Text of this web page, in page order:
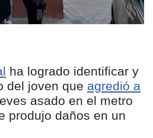
ha logrado identificar y
del joven que agredió a
asado en el metro
produjo daños en un